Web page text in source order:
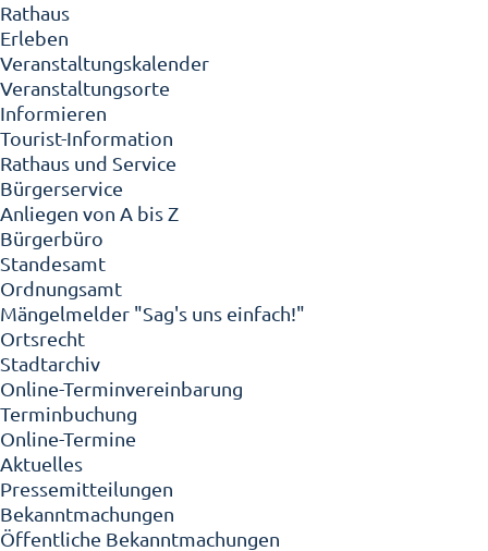
Rathaus
Erleben
Veranstaltungskalender
Veranstaltungsorte
Informieren
Tourist-Information
Rathaus und Service
Bürgerservice
Anliegen von A bis Z
Bürgerbüro
Standesamt
Ordnungsamt
Mängelmelder "Sag's uns einfach!"
Ortsrecht
Stadtarchiv
Online-Terminvereinbarung
Terminbuchung
Online-Termine
Aktuelles
Pressemitteilungen
Bekanntmachungen
Öffentliche Bekanntmachungen